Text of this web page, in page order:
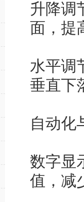
升降调
面，提
水平调
垂直下
自动化
数字显
值，减